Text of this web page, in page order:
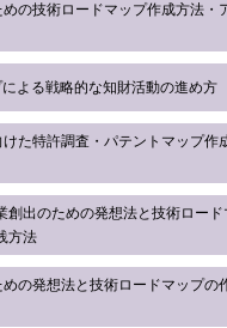
の技術ロードマップ作成方法・
による戦略的な知財活動の進め方
た特許調査・パテントマップ作
創出のための発想法と技術ロー
方法
の発想法と技術ロードマップの